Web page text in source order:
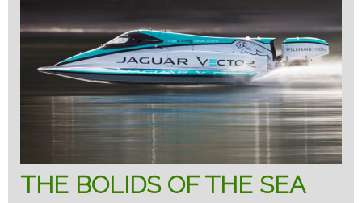
THE BOLIDS OF THE SEA